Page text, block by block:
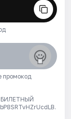
промокод
БИЛЕТНЫЙ